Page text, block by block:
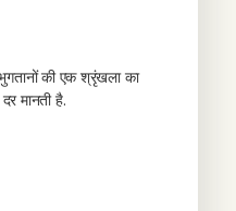
की एक श्रृंखला का
मानती है.